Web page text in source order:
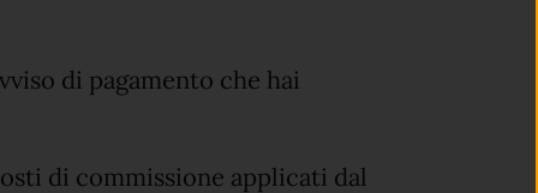
di pagamento che hai
di commissione applicati dal